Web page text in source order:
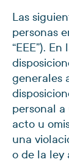
Las
personas
“EEE”).
generales
personal
acto u
una
o de la ley